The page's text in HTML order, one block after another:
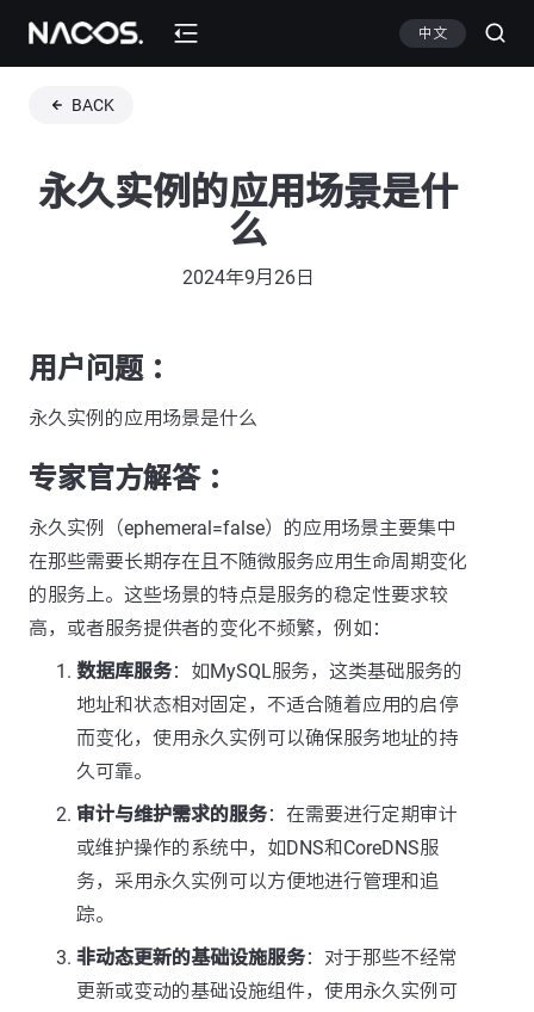
中文
BACK
永久实例的应用场景是什
么
2024年9月26日
用户问题 ：
永久实例的应用场景是什么
专家官方解答 ：
永久实例（ephemeral=false）的应用场景主要集中
在那些需要长期存在且不随微服务应用生命周期变化
的服务上。这些场景的特点是服务的稳定性要求较
高，或者服务提供者的变化不频繁，例如：
数据库服务：如MySQL服务，这类基础服务的
地址和状态相对固定，不适合随着应用的启停
而变化，使用永久实例可以确保服务地址的持
久可靠。
审计与维护需求的服务：在需要进行定期审计
或维护操作的系统中，如DNS和CoreDNS服
务，采用永久实例可以方便地进行管理和追
踪。
非动态更新的基础设施服务：对于那些不经常
更新或变动的基础设施组件，使用永久实例可